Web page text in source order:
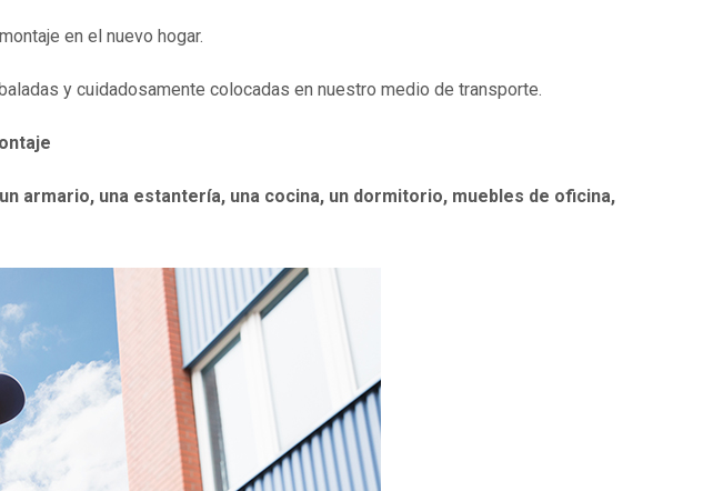
en el nuevo hogar.
y cuidadosamente colocadas en nuestro medio de transporte.
armario, una estantería, una cocina, un dormitorio, muebles de oficina,